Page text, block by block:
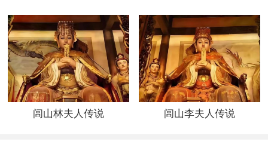
闾山林夫人传说 闾山李夫人传说